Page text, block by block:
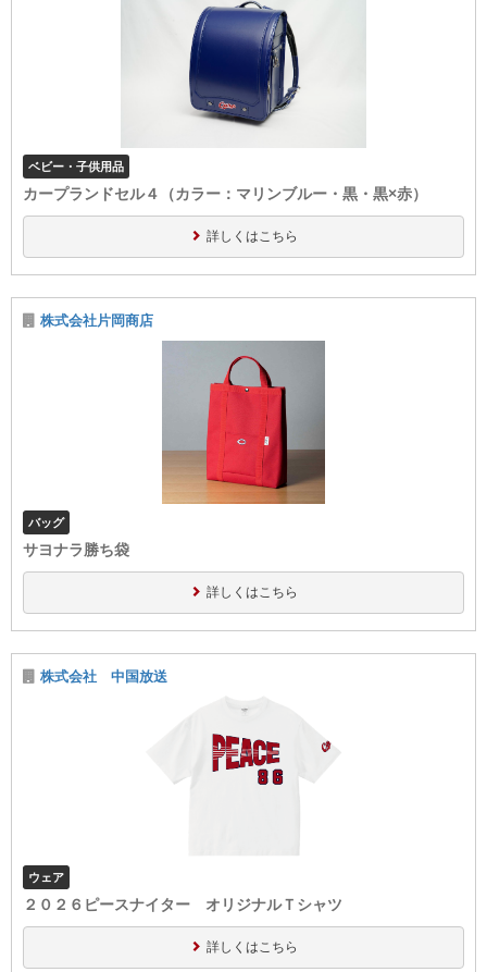
ベビー・子供用品
カープランドセル４（カラー：マリンブルー・黒・黒×赤）
詳しくはこちら
株式会社片岡商店
バッグ
サヨナラ勝ち袋
詳しくはこちら
株式会社 中国放送
ウェア
２０２６ピースナイター オリジナルＴシャツ
詳しくはこちら